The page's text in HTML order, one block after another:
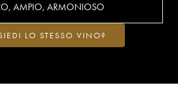
AMPIO, ARMONIOSO
LO STESSO VINO?